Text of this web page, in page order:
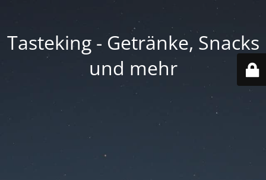
Tasteking - Getränke, Snacks
und mehr